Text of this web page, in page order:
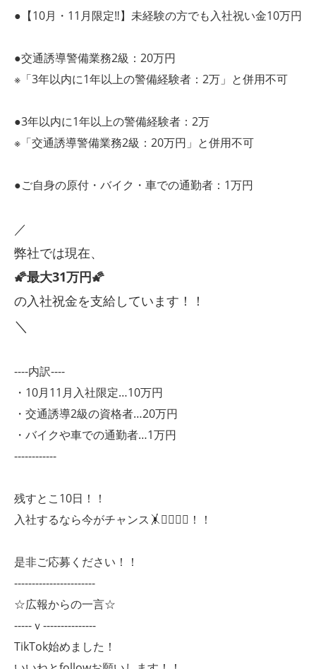
●【10月・11月限定‼】未経験の方でも入社祝い金10万円
●交通誘導警備業務2級：20万円
※「3年以内に1年以上の警備経験者：2万」と併用不可
●3年以内に1年以上の警備経験者：2万
※「交通誘導警備業務2級：20万円」と併用不可
●ご自身の原付・バイク・車での通勤者：1万円
／
弊社では現在、
🌠最大31万円🌠
の入社祝金を支給しています！！
＼
----内訳----
・10月11月入社限定…10万円
・交通誘導2級の資格者…20万円
・バイクや車での通勤者…1万円
------------
残すとこ10日！！
入社するなら今がチャンス🤸🤸‍♂️🤸‍♀️！！
是非ご応募ください！！
-----------------------
☆広報からの一言☆
-----ｖ---------------
TikTok始めました！